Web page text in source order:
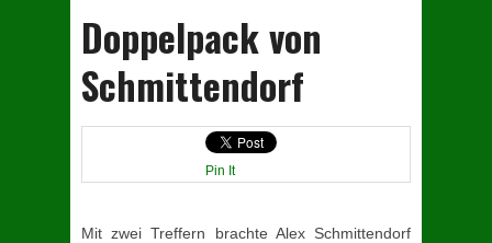
Doppelpack von
Schmittendorf
Pin It
Mit zwei Treffern brachte Alex Schmittendorf